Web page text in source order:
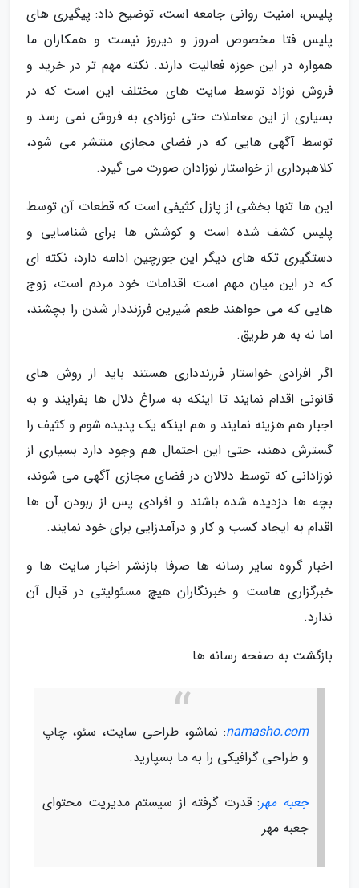
پلیس، امنیت روانی جامعه است، توضیح داد: پیگیری های
پلیس فتا مخصوص امروز و دیروز نیست و همکاران ما
همواره در این حوزه فعالیت دارند. نکته مهم تر در خرید و
فروش نوزاد توسط سایت های مختلف این است که در
بسیاری از این معاملات حتی نوزادی به فروش نمی رسد و
توسط آگهی هایی که در فضای مجازی منتشر می شود،
کلاهبرداری از خواستار نوزادان صورت می گیرد.
این ها تنها بخشی از پازل کثیفی است که قطعات آن توسط
پلیس کشف شده است و کوشش ها برای شناسایی و
دستگیری تکه های دیگر این جورچین ادامه دارد، نکته ای
که در این میان مهم است اقدامات خود مردم است، زوج
هایی که می خواهند طعم شیرین فرزنددار شدن را بچشند،
اما نه به هر طریق.
اگر افرادی خواستار فرزندداری هستند باید از روش های
قانونی اقدام نمایند تا اینکه به سراغ دلال ها بفرایند و به
اجبار هم هزینه نمایند و هم اینکه یک پدیده شوم و کثیف را
گسترش دهند، حتی این احتمال هم وجود دارد بسیاری از
نوزادانی که توسط دلالان در فضای مجازی آگهی می شوند،
بچه ها دزدیده شده باشند و افرادی پس از ربودن آن ها
اقدام به ایجاد کسب و کار و درآمدزایی برای خود نمایند.
اخبار گروه سایر رسانه ها صرفا بازنشر اخبار سایت ها و
خبرگزاری هاست و خبرنگاران هیچ مسئولیتی در قبال آن
ندارد.
بازگشت به صفحه رسانه ها
namasho.com: نماشو، طراحی سایت، سئو، چاپ
و طراحی گرافیکی را به ما بسپارید.
جعبه مهر: قدرت گرفته از سیستم مدیریت محتوای
جعبه مهر